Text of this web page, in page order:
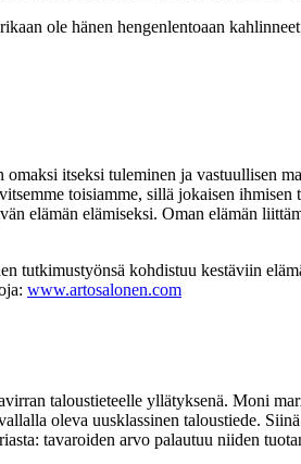
ole hänen hengenlentoaan
itseksi tuleminen ja vastuullisen
toisiamme, sillä jokaisen
elämän elämiseksi. Oman elämän
tutkimustyönsä kohdistuu kestäviin
www.artosalonen.com
taloustieteelle yllätyksenä. Moni
oleva uusklassinen taloustiede.
tavaroiden arvo palautuu niiden